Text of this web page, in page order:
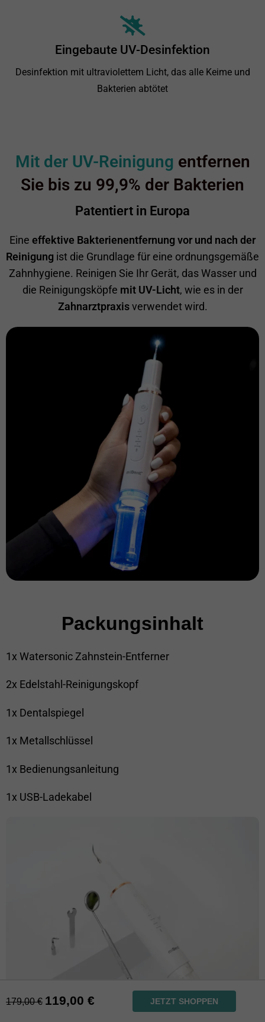
Eingebaute UV-Desinfektion
Desinfektion mit ultraviolettem Licht, das alle Keime und
Bakterien abtötet
Mit der UV-Reinigung entfernen
Sie bis zu 99,9% der Bakterien
Patentiert in Europa
Eine effektive Bakterienentfernung vor und nach der
Reinigung ist die Grundlage für eine ordnungsgemäße
Zahnhygiene. Reinigen Sie Ihr Gerät, das Wasser und
die Reinigungsköpfe mit UV-Licht, wie es in der
Zahnarztpraxisverwendet wird.
Packungsinhalt
1x Watersonic Zahnstein-Entferner
2x Edelstahl-Reinigungskopf
1x Dentalspiegel
1x Metallschlüssel
1x Bedienungsanleitung
1x USB-Ladekabel
179,00€ 119,00 € JETZT SHOPPEN